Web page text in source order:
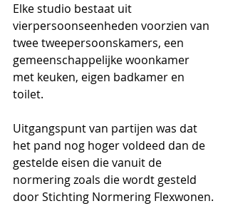
Elke studio bestaat uit
vierpersoonseenheden voorzien van
twee tweepersoonskamers, een
gemeenschappelijke woonkamer
met keuken, eigen badkamer en
toilet.
Uitgangspunt van partijen was dat
het pand nog hoger voldeed dan de
gestelde eisen die vanuit de
normering zoals die wordt gesteld
door Stichting Normering Flexwonen.